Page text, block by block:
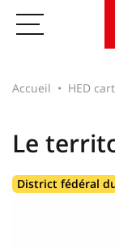
Accueil HED
Le
District fédéral